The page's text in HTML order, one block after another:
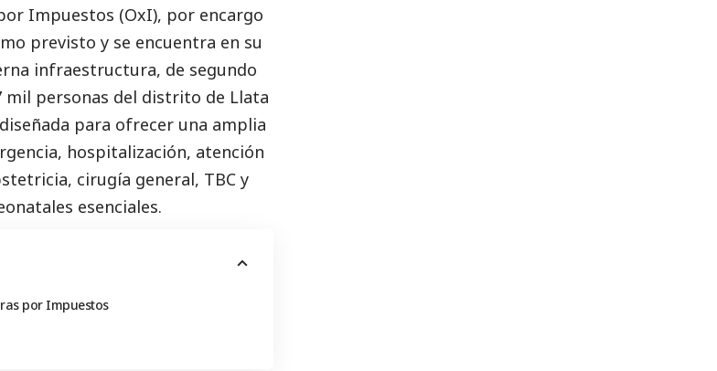
Impuestos (OxI), por encargo
previsto y se encuentra en su
infraestructura, de segundo
mil personas del distrito de Llata
para ofrecer una amplia
hospitalización, atención
cirugía general, TBC y
esenciales.
por Impuestos